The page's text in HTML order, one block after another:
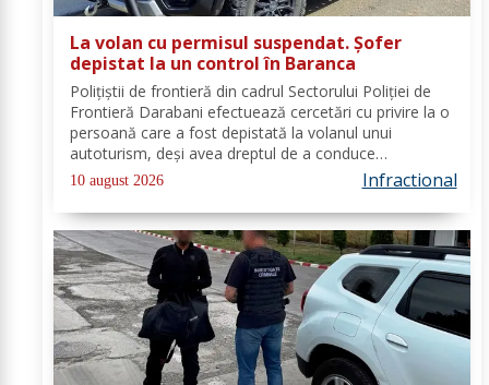
La volan cu permisul suspendat. Șofer
depistat la un control în Baranca
Poliţiştii de frontieră din cadrul Sectorului Poliției de
Frontieră Darabani efectuează cercetări cu privire la o
persoană care a fost depistată la volanul unui
autoturism, deşi avea dreptul de a conduce
suspendat. În data de 08 august a.c., în jurul orei
08.30, polițiști de frontieră din cadrul...
10 august 2026 Infractional